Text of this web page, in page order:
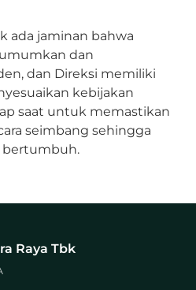
ada jaminan bahwa
dan
dan Direksi memiliki
kebijakan
saat untuk memastikan
seimbang sehingga
bertumbuh.
Raya Tbk